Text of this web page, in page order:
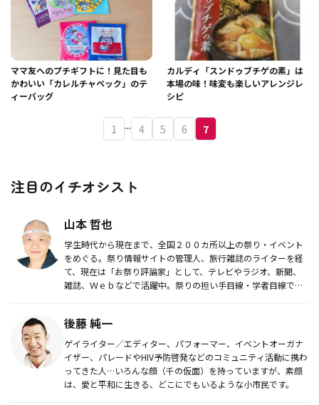
ママ友へのプチギフトに！見た目も
かわいい「カレルチャペック」のテ
ィーバッグ
カルディ「スンドゥブチゲの素」は
本場の味！味変も楽しいアレンジレ
シピ
1 ... 4 5 6 7
注目のイチオシスト
山本 哲也
学生時代から現在まで、全国２００カ所以上の祭り・イベント
をめぐる。祭り情報サイトの管理人、旅行雑誌のライターを経
て、現在は「お祭り評論家」として、テレビやラジオ、新聞、
雑誌、Ｗｅｂなどで活躍中。祭りの担い手目線・学者目線では
後藤 純一
ゲイライター／エディター、パフォーマー、イベントオーガナ
イザー、パレードやHIV予防啓発などのコミュニティ活動に携わ
ってきた人…いろんな顔（千の仮面）を持っていますが、素顔
は、愛と平和に生きる、どこにでもいるような小市民です。